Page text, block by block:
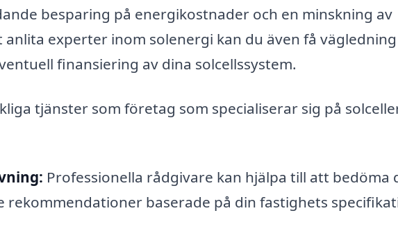
besparing på energikostnader och en minskning av
experter inom solenergi kan du även få
finansiering av dina solcellssystem.
tjänster som företag som specialiserar sig på
Professionella rådgivare kan hjälpa till att bedöma
rekommendationer baserade på din fastighets